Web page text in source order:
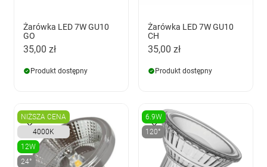
Żarówka LED 7W GU10
GO
35,00 zł
Produkt dostępny
Żarówka LED 7W GU10
CH
35,00 zł
Produkt dostępny
NIŻSZA CENA
4000K
12W
24°
6.9W
120°